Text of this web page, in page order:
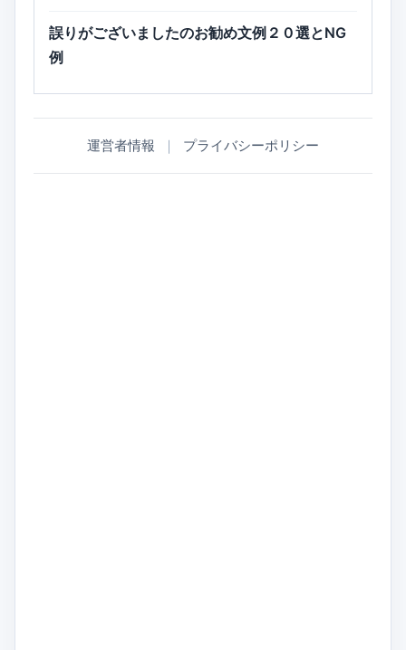
誤りがございましたのお勧め文例２０選とNG
例
運営者情報 ｜ プライバシーポリシー